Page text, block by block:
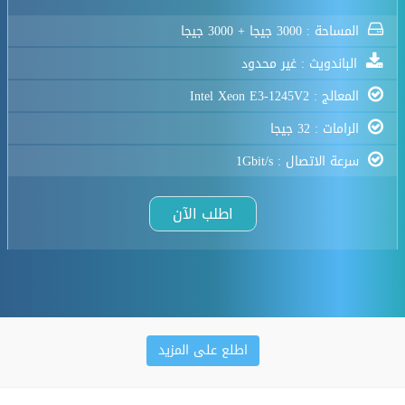
المساحة : 3000 جيجا + 3000 جيجا
الباندويث : غير محدود
المعالج : Intel Xeon E3-1245V2
الرامات : 32 جيجا
سرعة الاتصال : 1Gbit/s
اطلب الآن
اطلع على المزيد